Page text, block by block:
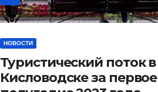
НОВОСТИ
Туристический поток в
Кисловодске за первое